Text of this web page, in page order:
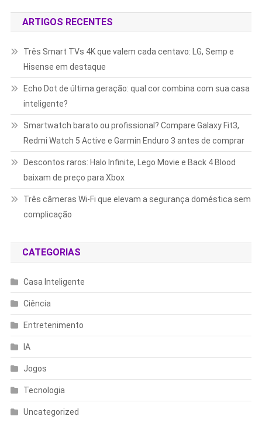
ARTIGOS RECENTES
Três Smart TVs 4K que valem cada centavo: LG, Semp e
Hisense em destaque
Echo Dot de última geração: qual cor combina com sua casa
inteligente?
Smartwatch barato ou profissional? Compare Galaxy Fit3,
Redmi Watch 5 Active e Garmin Enduro 3 antes de comprar
Descontos raros: Halo Infinite, Lego Movie e Back 4 Blood
baixam de preço para Xbox
Três câmeras Wi-Fi que elevam a segurança doméstica sem
complicação
CATEGORIAS
Casa Inteligente
Ciência
Entretenimento
IA
Jogos
Tecnologia
Uncategorized